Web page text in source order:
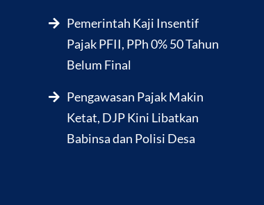
Pemerintah Kaji Insentif
Pajak PFII, PPh 0% 50 Tahun
Belum Final
Pengawasan Pajak Makin
Ketat, DJP Kini Libatkan
Babinsa dan Polisi Desa